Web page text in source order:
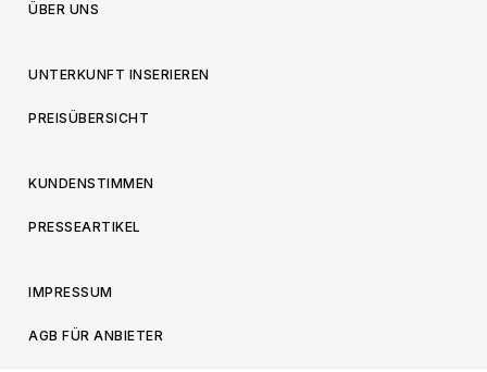
ÜBER UNS
UNTERKUNFT INSERIEREN
PREISÜBERSICHT
KUNDENSTIMMEN
PRESSEARTIKEL
IMPRESSUM
AGB FÜR ANBIETER